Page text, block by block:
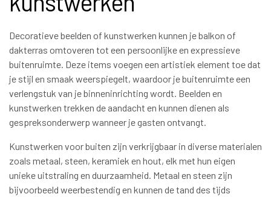
Decoratieve beelden of kunstwerken kunnen je balkon of
dakterras omtoveren tot een persoonlijke en expressieve
buitenruimte. Deze items voegen een artistiek element toe dat
je stijl en smaak weerspiegelt, waardoor je buitenruimte een
verlengstuk van je binneninrichting wordt. Beelden en
kunstwerken trekken de aandacht en kunnen dienen als
gespreksonderwerp wanneer je gasten ontvangt.
Kunstwerken voor buiten zijn verkrijgbaar in diverse materialen
zoals metaal, steen, keramiek en hout, elk met hun eigen
unieke uitstraling en duurzaamheid. Metaal en steen zijn
bijvoorbeeld weerbestendig en kunnen de tand des tijds